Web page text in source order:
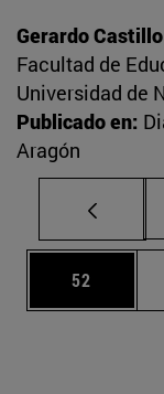
Gerardo Castillo
Facultad de
Universidad de
Publicado en:
Aragón
Página
52